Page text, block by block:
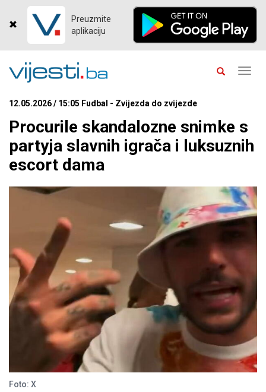
Preuzmite
aplikaciju
12.05.2026 / 15:05 Fudbal - Zvijezda do zvijezde
Procurile skandalozne snimke s
partyja slavnih igrača i luksuznih
escort dama
Foto: X